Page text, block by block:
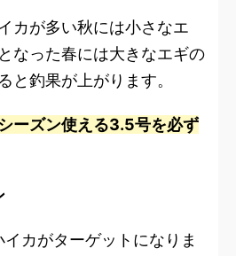
カが多い秋には小さなエ
なった春には大きなエギの
と釣果が上がります。
ーズン使える3.5号を必ず
カがターゲットになりま